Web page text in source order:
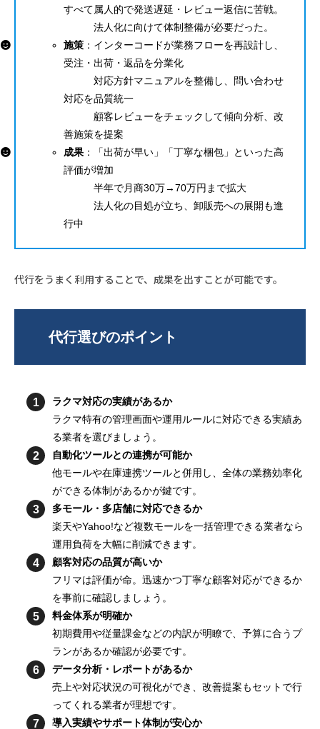
すべて属人的で発送遅延・レビュー返信に苦戦。
法人化に向けて体制整備が必要だった。
施策 ：インターコードが業務フローを再設計し、
受注・出荷・返品を分業化
対応方針マニュアルを整備し、問い合わせ
対応を品質統一
顧客レビューをチェックして傾向分析、改
善施策を提案
成果 ：「出荷が早い」「丁寧な梱包」といった高
評価が増加
半年で月商30万→70万円まで拡大
法人化の目処が立ち、卸販売への展開も進
行中
代行をうまく利用することで、成果を出すことが可能です。
代行選びのポイント
ラクマ対応の実績があるか
ラクマ特有の管理画面や運用ルールに対応できる実績あ
る業者を選びましょう。
自動化ツールとの連携が可能か
他モールや在庫連携ツールと併用し、全体の業務効率化
ができる体制があるかが鍵です。
多モール・多店舗に対応できるか
楽天やYahoo!など複数モールを一括管理できる業者なら
運用負荷を大幅に削減できます。
顧客対応の品質が高いか
フリマは評価が命。迅速かつ丁寧な顧客対応ができるか
を事前に確認しましょう。
料金体系が明確か
初期費用や従量課金などの内訳が明瞭で、予算に合うプ
ランがあるか確認が必要です。
データ分析・レポートがあるか
売上や対応状況の可視化ができ、改善提案もセットで行
ってくれる業者が理想です。
導入実績やサポート体制が安心か